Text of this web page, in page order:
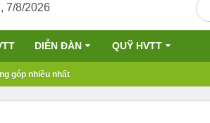
7/8/2026
góp nhiều nhất
DIỄN ĐÀN QUỸ HVTT